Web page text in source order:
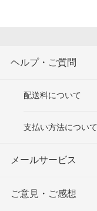
ヘルプ・ご質問
配送料について
支払い方法について
メールサービス
ご意見・ご感想